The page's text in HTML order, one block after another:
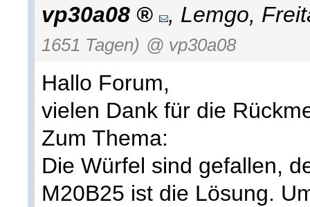
vp30a08 , Lemgo,
1651 Tagen) @ vp30a08
Hallo Forum,
vielen Dank für die
Zum Thema:
Die Würfel sind gefallen,
M20B25 ist die Lösung.